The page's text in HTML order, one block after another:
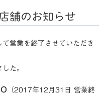
舗のお知らせ
営業を終了させていただき
た。
（2017年12月31日 営業終